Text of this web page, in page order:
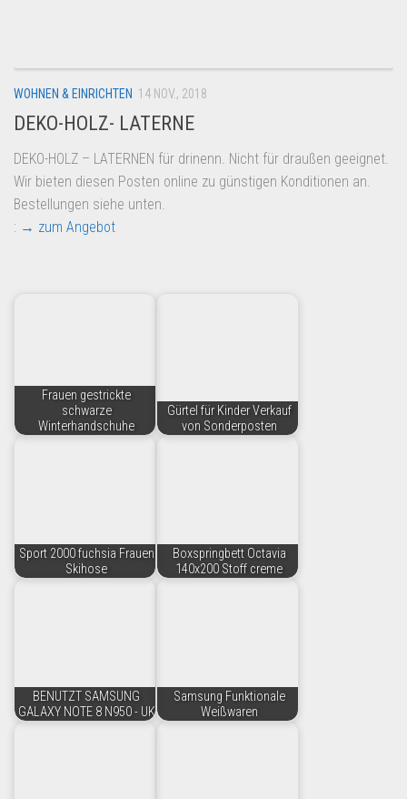
Amazon
Aldi
Lidl
Kostenlos verkaufen
Anmelden
WOHNEN & EINRICHTEN 14 NOV., 2018
DEKO-HOLZ- LATERNE
DEKO-HOLZ – LATERNEN für drinenn. Nicht für draußen geeignet.
Wir bieten diesen Posten online zu günstigen Konditionen an.
Bestellungen siehe unten.
: → zum Angebot
Frauen gestrickte
schwarze
Winterhandschuhe
Gürtel für Kinder Verkauf
von Sonderposten
Sport 2000 fuchsia Frauen
Skihose
Boxspringbett Octavia
140x200 Stoff creme
BENUTZT SAMSUNG
GALAXY NOTE 8 N950 - UK
Samsung Funktionale
Weißwaren